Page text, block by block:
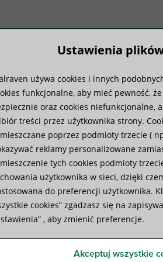
produktów
czasie, w związku ze
oraz naszą coroczną
Ustawienia
używa cookies i innych
funkcjonalne, aby mieć pewność,
oraz cookies niefunkcjonalne,
treści przez użytkownika strony.
poprzez podmioty trzecie (
reklamy personalizowane
tych cookies podmioty
użytkownika w sieci, dzięki
do preferencji użytkownika.
cookies” zgadzasz się na
, aby zmienić preferencje.
Akceptuj wszystkie